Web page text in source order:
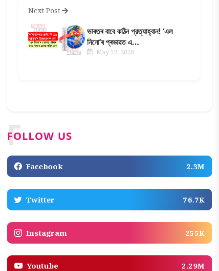
Next Post
ভাৰতৰ বাবে কঠিন প্রত্যাহ্বান! ‘এল
নিনো’ৰ প্ৰভাৱত এ...
May 12, 2026
FOLLOW US
F
Facebook 2.3M
Twitter 76.7K
Instagram 255K
Youtube 2.29M